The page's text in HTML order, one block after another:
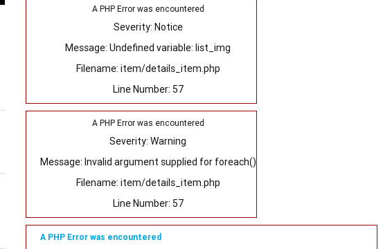
A PHP Error was encountered
Severity: Notice
Message: Undefined variable: list_img
Filename: item/details_item.php
Line Number: 57
A PHP Error was encountered
Severity: Warning
Message: Invalid argument supplied for foreach()
Filename: item/details_item.php
Line Number: 57
A PHP Error was encountered